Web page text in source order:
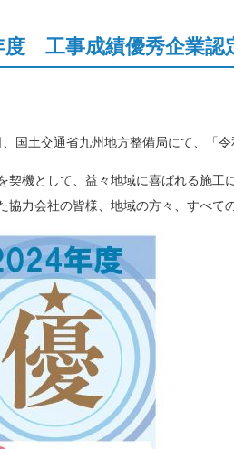
度 工事成績優秀企業認
、国土交通省九州地方整備局にて、「
契機として、益々地域に喜ばれる施
協力会社の皆様、地域の方々、すべて